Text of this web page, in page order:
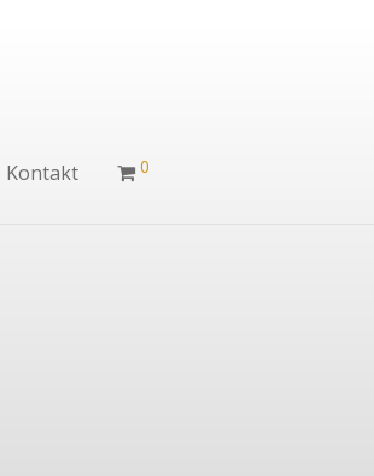
Kontakt 0